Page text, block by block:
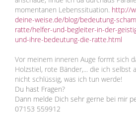
momentanen Lebenssituation. http://
deine-weise.de/blog/bedeutung-
ratte/helfer-und-begleiter-in-der-
und-ihre-bedeutung-die-ratte.html
Vor meinem inneren Auge formt sich
Holzstiel, rote Bänder,... die ich selbst
nicht schlüssig, was ich tun werde!
Du hast Fragen?
Dann melde Dich sehr gerne bei mir
07153 559912